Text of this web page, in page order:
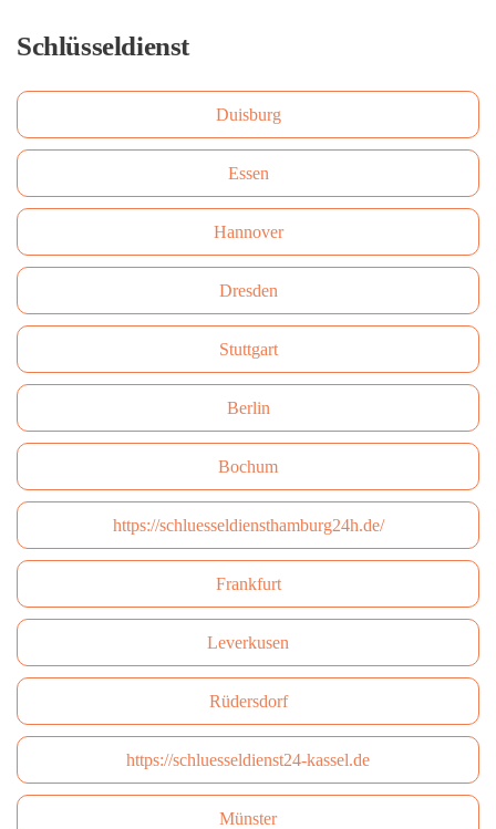
Schlüsseldienst
Duisburg
Essen
Hannover
Dresden
Stuttgart
Berlin
Bochum
https://schluesseldiensthamburg24h.de/
Frankfurt
Leverkusen
Rüdersdorf
https://schluesseldienst24-kassel.de
Münster